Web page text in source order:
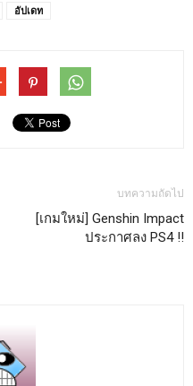
อัปเดท
บทความถัดไป
[เกมใหม่] Genshin Impact
ประกาศลง PS4 !!